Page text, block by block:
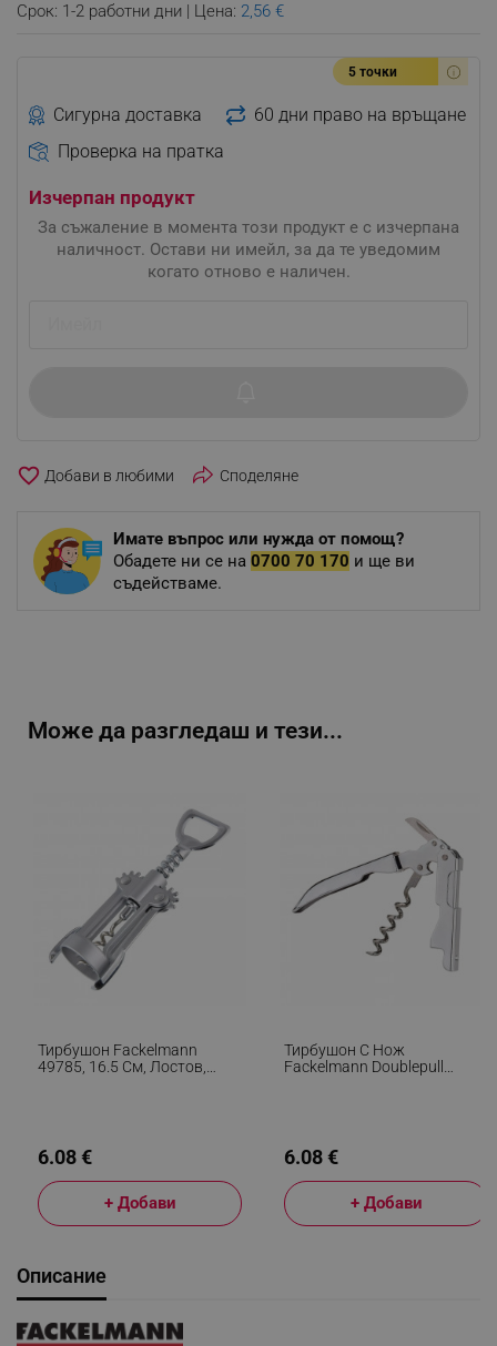
Срок: 1-2 работни дни | Цена: 2,56 €
5 точки
Сигурна доставка
60 дни право на връщане
Проверка на пратка
Изчерпан продукт
За съжаление в момента този продукт е с изчерпана
наличност. Остави ни имейл, за да те уведомим
когато отново е наличен.
favorite_border Споделяне
Имате въпрос или нужда от помощ?
Обадете ни се на 0700 70 170 и ще ви
съдействаме.
Може да разгледаш и тези...
Тирбушон Fackelmann
49785, 16.5 См, Лостов,
6.08 €
+ Добави
Тирбушон С Нож
Fackelmann Doublepull
6.08 €
+ Добави
Описание